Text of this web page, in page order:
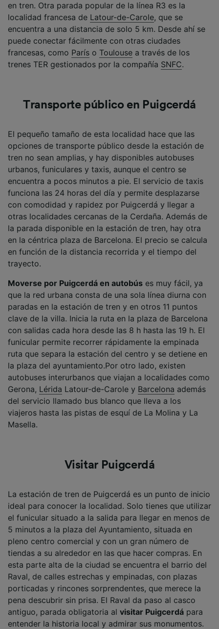
en tren. Otra parada popular de la línea R3 es la
localidad francesa de Latour-de-Carole, que se
encuentra a una distancia de solo 5 km. Desde ahí se
puede conectar fácilmente con otras ciudades
francesas, como París o Toulouse a través de los
trenes TER gestionados por la compañía SNFC.
Transporte público en Puigcerdá
El pequeño tamaño de esta localidad hace que las
opciones de transporte público desde la estación de
tren no sean amplias, y hay disponibles autobuses
urbanos, funiculares y taxis, aunque el centro se
encuentra a pocos minutos a pie. El servicio de taxis
funciona las 24 horas del día y permite desplazarse
con comodidad y rapidez por Puigcerdá y llegar a
otras localidades cercanas de la Cerdaña. Además de
la parada disponible en la estación de tren, hay otra
en la céntrica plaza de Barcelona. El precio se calcula
en función de la distancia recorrida y el tiempo del
trayecto.
Moverse por Puigcerdá en autobús es muy fácil, ya
que la red urbana consta de una sola línea diurna con
paradas en la estación de tren y en otros 11 puntos
clave de la villa. Inicia la ruta en la plaza de Barcelona
con salidas cada hora desde las 8 h hasta las 19 h. El
funicular permite recorrer rápidamente la empinada
ruta que separa la estación del centro y se detiene en
la plaza del ayuntamiento.Por otro lado, existen
autobuses interurbanos que viajan a localidades como
Gerona, Lérida Latour-de-Carole y Barcelona además
del servicio llamado bus blanco que lleva a los
viajeros hasta las pistas de esquí de La Molina y La
Masella.
Visitar Puigcerdá
La estación de tren de Puigcerdá es un punto de inicio
ideal para conocer la localidad. Solo tienes que utilizar
el funicular situado a la salida para llegar en menos de
5 minutos a la plaza del Ayuntamiento, situada en
pleno centro comercial y con un gran número de
tiendas a su alrededor en las que hacer compras. En
esta parte alta de la ciudad se encuentra el barrio del
Raval, de calles estrechas y empinadas, con plazas
porticadas y rincones sorprendentes, que merece la
pena descubrir sin prisa. El Raval da paso al casco
antiguo, parada obligatoria al visitar Puigcerdá para
entender la historia local y admirar sus monumentos.